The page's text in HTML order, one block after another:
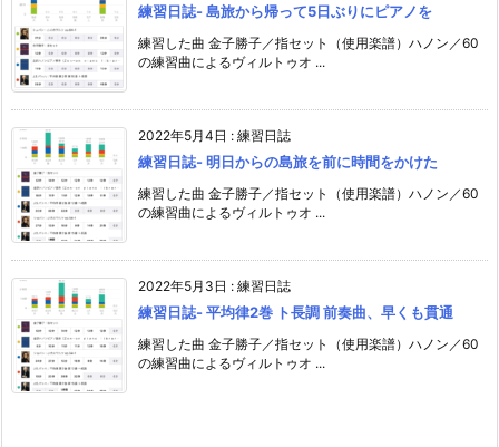
練習日誌- 島旅から帰って5日ぶりにピアノを
練習した曲 金子勝子／指セット（使用楽譜）ハノン／60
の練習曲によるヴィルトゥオ ...
2022年5月4日 : 練習日誌
練習日誌- 明日からの島旅を前に時間をかけた
練習した曲 金子勝子／指セット（使用楽譜）ハノン／60
の練習曲によるヴィルトゥオ ...
2022年5月3日 : 練習日誌
練習日誌- 平均律2巻 ト長調 前奏曲、早くも貫通
練習した曲 金子勝子／指セット（使用楽譜）ハノン／60
の練習曲によるヴィルトゥオ ...